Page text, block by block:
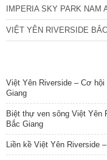
IMPERIA SKY PARK NAM
VIỆT YÊN RIVERSIDE
Việt Yên Riverside – Cơ
Giang
Biệt thự ven sông Việt Yên
Bắc Giang
Liền kề Việt Yên Riverside